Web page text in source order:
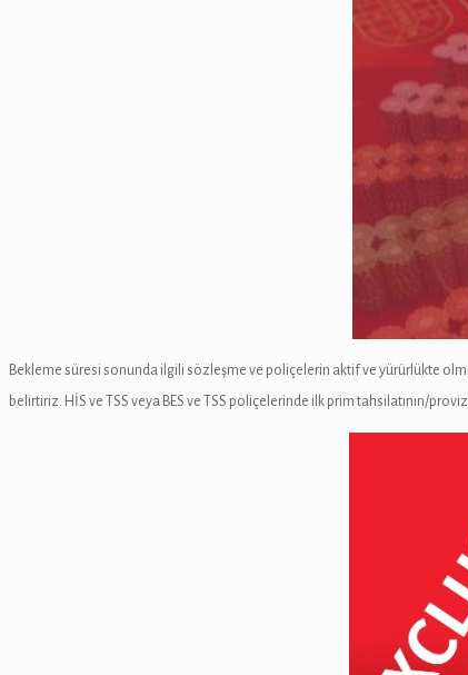
Bekleme süresi sonunda ilgili sözleşme ve poliçelerin aktif ve yürürlükte
belirtiriz. HİS ve TSS veya BES ve TSS poliçelerinde ilk prim tahsilatının/